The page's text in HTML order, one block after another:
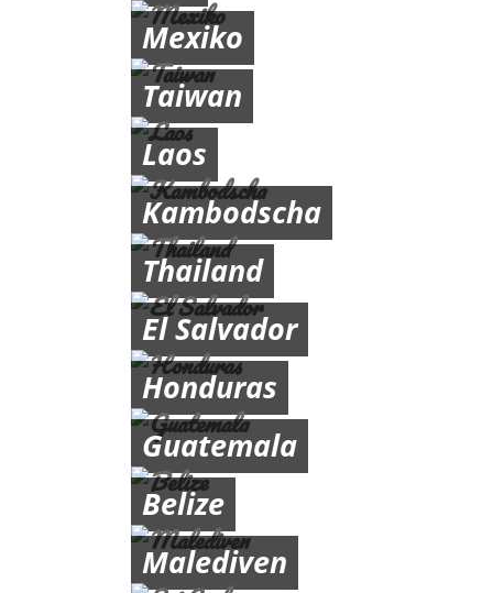
Mexiko
Taiwan
Laos
Kambodscha
Thailand
El Salvador
Honduras
Guatemala
Belize
Malediven